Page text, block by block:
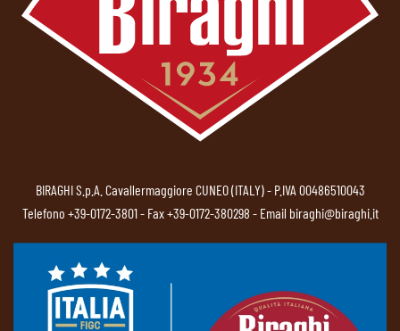
BIRAGHI S.p.A. Cavallermaggiore CUNEO (ITALY) - P.IVA 00486510043
Telefono +39-0172-3801- Fax +39-0172-380298 - Email biraghi@biraghi.it